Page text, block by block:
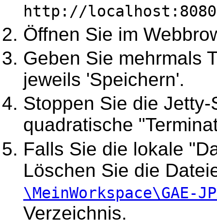
http://
Öffnen Sie im
Geben Sie mehrmals
jeweils 'Speichern'.
Stoppen Sie die
quadratische
Falls Sie die lokale
Löschen Sie die
\MeinWorkspace\GAE-
Verzeichnis.